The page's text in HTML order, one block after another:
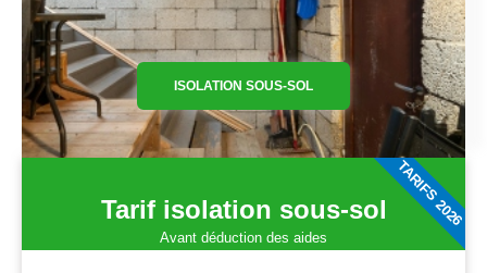
ISOLATION SOUS-SOL
Tarif isolation sous-sol
Avant déduction des aides
TARIFS 2026